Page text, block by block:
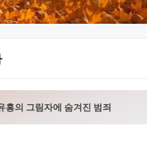
흥의 그림자에 숨겨진 범죄